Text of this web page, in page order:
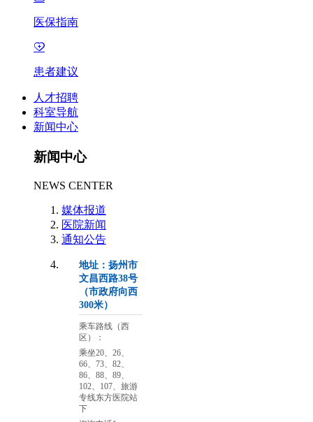
医保指南
患者建议
人才招聘
科室导航
新闻中心
新闻中心
NEWS CENTER
媒体报道
医院新闻
通知公告
地址：扬州市
文昌西路38号
（市政府向西
300米）
乘车路线（西
区）：
乘坐20、26、
66、73、82、
86、88、89、
102、107、旅游
专线东方医院站
下